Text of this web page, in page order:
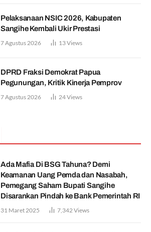
Pelaksanaan NSIC 2026, Kabupaten
Sangihe Kembali Ukir Prestasi
7 Agustus 2026 13Views
DPRD Fraksi Demokrat Papua
Pegunungan, Kritik Kinerja Pemprov
7 Agustus 2026 24Views
Ada Mafia Di BSG Tahuna? Demi
Keamanan Uang Pemda dan Nasabah,
Pemegang Saham Bupati Sangihe
Disarankan Pindah ke Bank Pemerintah RI
31 Maret 2025 7,342 Views